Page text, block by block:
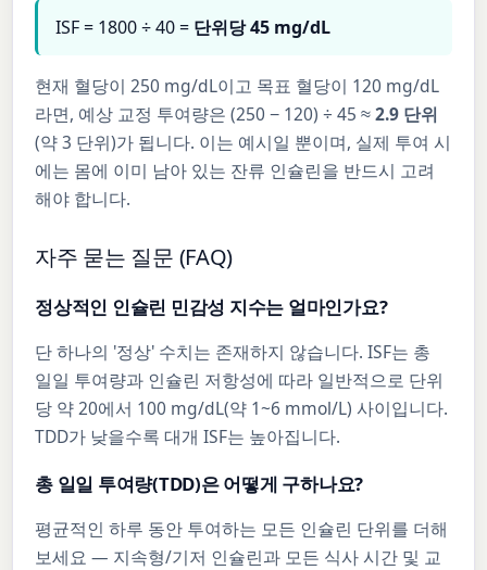
ISF = 1800 ÷ 40 = 단위당 45 mg/dL
현재 혈당이 250 mg/dL이고 목표 혈당이 120 mg/dL
라면, 예상 교정 투여량은 (250 − 120) ÷ 45 ≈2.9 단위
(약 3 단위)가 됩니다. 이는 예시일 뿐이며, 실제 투여 시
에는 몸에 이미 남아 있는 잔류 인슐린을 반드시 고려
해야 합니다.
자주 묻는 질문 (FAQ)
정상적인 인슐린 민감성 지수는 얼마인가요?
단 하나의 '정상' 수치는 존재하지 않습니다. ISF는 총
일일 투여량과 인슐린 저항성에 따라 일반적으로 단위
당 약 20에서 100 mg/dL(약 1~6 mmol/L) 사이입니다.
TDD가 낮을수록 대개 ISF는 높아집니다.
총 일일 투여량(TDD)은 어떻게 구하나요?
평균적인 하루 동안 투여하는 모든 인슐린 단위를 더해
보세요 — 지속형/기저 인슐린과 모든 식사 시간 및 교